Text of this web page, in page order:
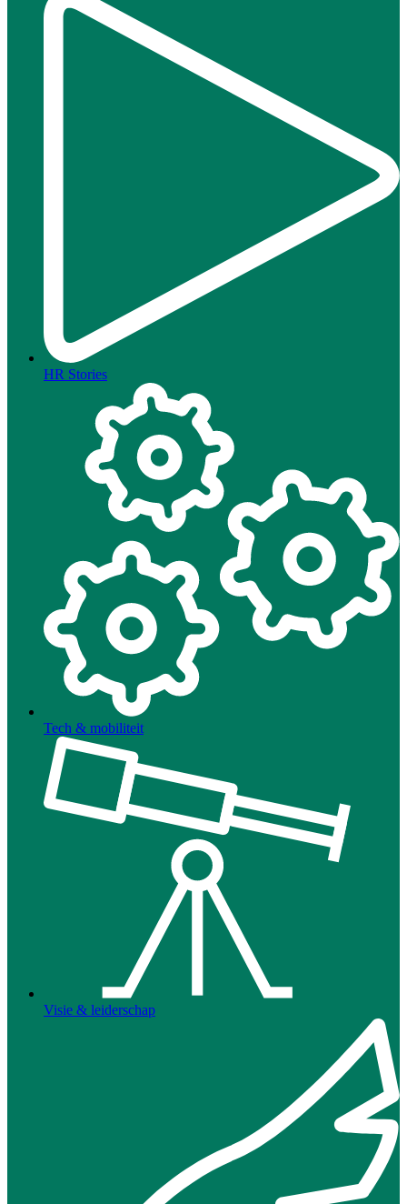
HR Stories
Tech & mobiliteit
Visie & leiderschap